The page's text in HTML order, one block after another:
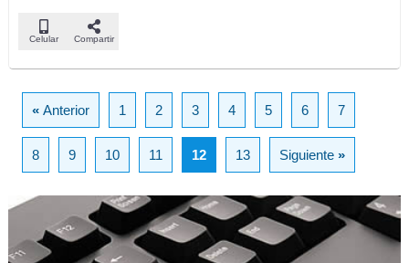
Celular Compartir
«Anterior 1 2 3 4 5 6 7
8 9 10 11 12 13 Siguiente»